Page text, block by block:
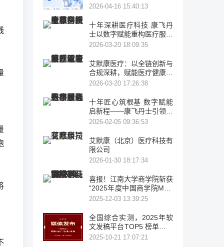
流量
2026-04-16 15:40:13
十年深耕医疗科技 康飞丹
士以数字赋能重构医疗服务
新生态
2026-03-20 18:09:35
艾默康医疗：以全链创新与
合规深耕，赋能医疗健康高
质量发展
2026-03-20 17:26:38
十年匠心筑根基 数字赋能
启新程——康飞丹士引领医
疗服务生态升级
2026-02-05 09:36:53
艾默康（北京）医疗科技有
限公司
2026-01-30 18:17:34
喜报！江南大学商学院斩获
“2025年度中国商学院MBA
项目TOP100”等多项荣誉
2025-12-03 13:39:25
全国综合实测，2025年软
文发稿平台TOP5 榜单重磅
发布
2025-10-21 17:07:21